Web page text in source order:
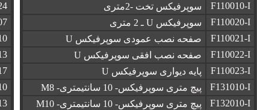
F110010-I
سوپرفیکس تخت -2متری
F110020-I
سوپرفیکس U ـ 2 متری
F110021-I
صفحه نصب عمودی سوپرفیکس U
F110022-I
صفحه نصب افقی سوپرفیکس U
F110023-I
پایه دیواری سوپرفیکس U
F131010-I
پیچ متری سوپرفیکس- 10 سانتیمتری- M8
F132010-I
پیچ متری سوپرفیکس- 10 سانتیمتری- M10